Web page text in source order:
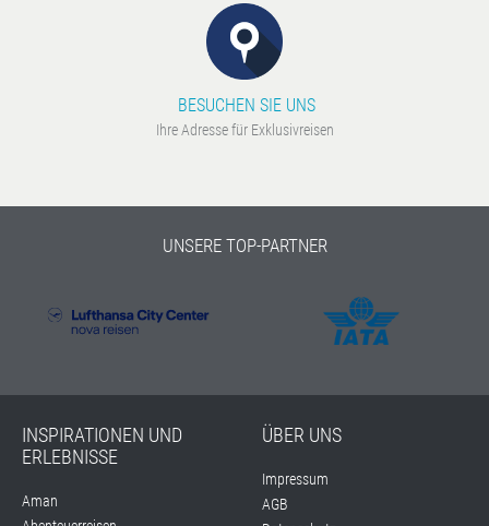
BESUCHEN SIE UNS
Ihre Adresse für Exklusivreisen
UNSERE TOP-PARTNER
INSPIRATIONEN UND
ERLEBNISSE
Aman
ÜBER UNS
Impressum
AGB